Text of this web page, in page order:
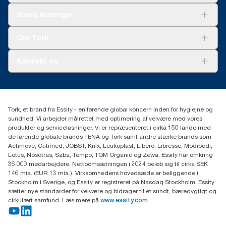
Smiley-rapport
(+45) 48 16 82 44
Professional Hygiene
Gydevang 33
DK-3450 Allerød
Tork, et brand fra Essity - en førende global koncern inden for hygiejne og
sundhed. Vi arbejder målrettet med optimering af velvære med vores
produkter og serviceløsninger. Vi er repræsenteret i cirka 150 lande med
de førende globale brands TENA og Tork samt andre stærke brands som
Actimove, Cutimed, JOBST, Knix, Leukoplast, Libero, Libresse, Modibodi,
Lotus, Nosotras, Saba, Tempo, TOM Organic og Zewa. Essity har omkring
36.000 medarbejdere. Nettoomsætningen i 2024 beløb sig til cirka SEK
146 mia. (EUR 13 mia.). Virksomhedens hovedsæde er beliggende i
Stockholm i Sverige, og Essity er registreret på Nasdaq Stockholm. Essity
sætter nye standarder for velvære og bidrager til et sundt, bæredygtigt og
cirkulært samfund. Læs mere på www.essity.com